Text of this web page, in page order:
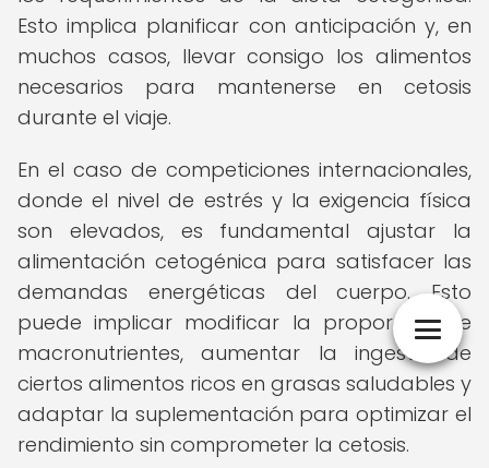
Esto implica planificar con anticipación y, en
muchos casos, llevar consigo los alimentos
necesarios para mantenerse en cetosis
durante el viaje.
En el caso de competiciones internacionales,
donde el nivel de estrés y la exigencia física
son elevados, es fundamental ajustar la
alimentación cetogénica para satisfacer las
demandas energéticas del cuerpo. Esto
puede implicar modificar la proporción de
macronutrientes, aumentar la ingesta de
ciertos alimentos ricos en grasas saludables y
adaptar la suplementación para optimizar el
rendimiento sin comprometer la cetosis.